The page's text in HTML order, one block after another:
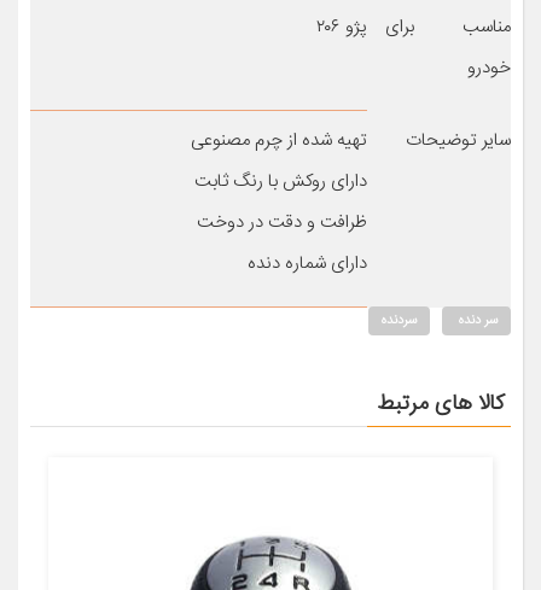
مناسب برای
خودرو
پژو ۲۰۶
سایر توضیحات
تهیه شده از چرم مصنوعی
دارای روکش با رنگ ثابت
ظرافت و دقت در دوخت
دارای شماره دنده
سر دنده سردنده
کالا های مرتبط